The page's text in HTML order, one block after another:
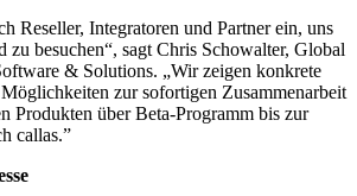
Reseller, Integratoren und Partner ein, uns
zu besuchen“, sagt Chris Schowalter, Global
& Solutions. „Wir zeigen konkrete
zur sofortigen Zusammenarbeit
Produkten über Beta-Programm bis zur
callas.”